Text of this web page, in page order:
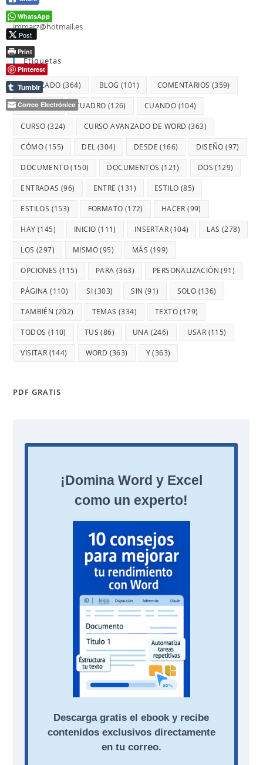
jmmarz@hotmail.es
Etiquetas
AVANZADO (364) BLOG (101) COMENTARIOS (359)
CON(359) CUADRO (126) CUANDO (104)
CURSO (324) CURSO AVANZADO DE WORD (363)
CÓMO(155) DEL (304) DESDE (166) DISEÑO (97)
DOCUMENTO(150) DOCUMENTOS (121) DOS (129)
ENTRADAS (96) ENTRE (131) ESTILO (85)
ESTILOS (153) FORMATO (172) HACER (99)
HAY (145) INICIO (111) INSERTAR(104) LAS (278)
LOS (297) MISMO(95) MÁS (199)
OPCIONES (115) PARA (363) PERSONALIZACIÓN (91)
PÁGINA (110) SI(303) SIN (91) SOLO (136)
TAMBIÉN (202) TEMAS (334) TEXTO(179)
TODOS (110) TUS (86) UNA (246) USAR (115)
VISITAR (144) WORD (363) Y(363)
PDF GRATIS
WhatsApp
Post
Print
Pinterest
Tumblr
Correo Electrónico